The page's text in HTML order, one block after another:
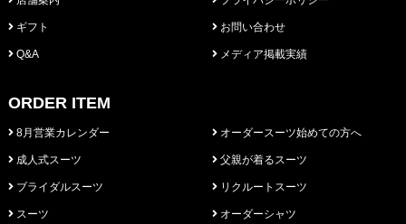
ギフト
Q&A
お問い合わせ
メディア掲載実績
ORDER ITEM
8月営業カレンダー
成人式スーツ
ブライダルスーツ
スーツ
オーダースーツ始めての方へ
父親が着るスーツ
リクルートスーツ
オーダーシャツ